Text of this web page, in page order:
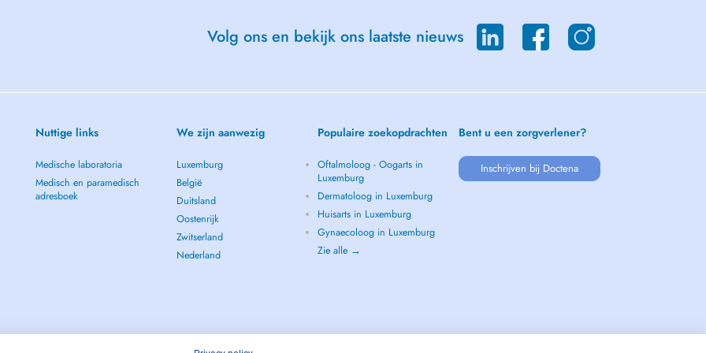
Volg ons en bekijk ons laatste nieuws
Nuttige links
Medische laboratoria
Medisch en paramedisch
adresboek
We zijn aanwezig
Luxemburg
België
Duitsland
Oostenrijk
Zwitserland
Nederland
Populaire zoekopdrachten
Oftalmoloog - Oogarts in
Luxemburg
Dermatoloog in Luxemburg
Huisarts in Luxemburg
Gynaecoloog in Luxemburg
Zie alle →
Bent u een zorgverlener?
Inschrijven bij Doctena